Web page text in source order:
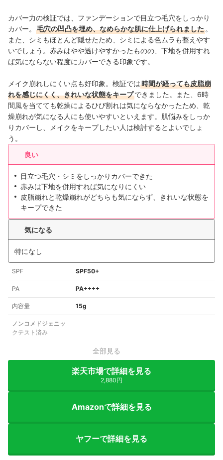
カバー力の検証では、ファンデーションで目立つ毛穴をしっかり
カバー。
毛穴の凹凸を埋め、なめらかな肌に仕上げられました。
また、シミもほとんど隠せたため、シミによる色ムラも整えやす
いでしょう。赤みはやや透けやすかったものの、下地を併用すれ
ば気にならない程度にカバーできる印象です。
メイク崩れしにくい点も好印象。検証では時間が経っても皮脂崩
れを感じにくく、きれいな状態をキープできました。また、6時
間風を当てても乾燥によるひび割れは気にならなかったため、乾
燥崩れが気になる人にも使いやすいといえます。肌悩みをしっか
りカバーし、メイクをキープしたい人は検討するとよいでしょ
う。
良い
目立つ毛穴・シミをしっかりカバーできた
赤みは下地を併用すれば気になりにくい
皮脂崩れと乾燥崩れがどちらも気にならず、きれいな状態を
キープできた
気になる
特になし
SPF SPF50+
PA PA++++
内容量 15g
ノンコメドジェニッ
クテスト済み
全部見る
楽天市場で詳細を見る
2,880円
Amazonで詳細を見る
ヤフーで詳細を見る